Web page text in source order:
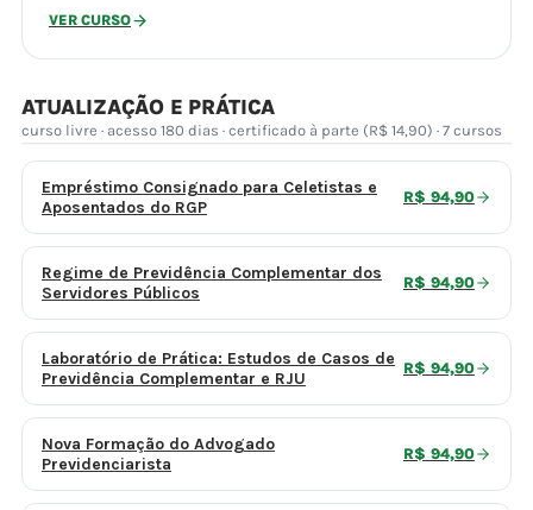
VER CURSO
ATUALIZAÇÃO E PRÁTICA
curso livre · acesso 180 dias · certificado à parte (R$ 14,90) · 7 cursos
Empréstimo Consignado para Celetistas e
Aposentados do RGP
R$ 94,90
Regime de Previdência Complementar dos
Servidores Públicos
R$ 94,90
Laboratório de Prática: Estudos de Casos de
Previdência Complementar e RJU
R$ 94,90
Nova Formação do Advogado
Previdenciarista
R$ 94,90